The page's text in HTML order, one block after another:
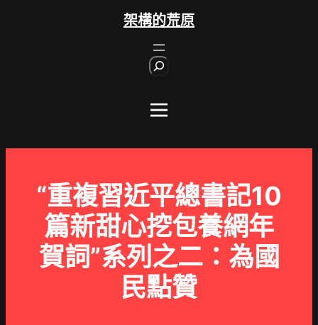
架構的荒原
“重複習近平總書記10
篇新甜心挖包養網年
賀詞”系列之二：為國
民點贊